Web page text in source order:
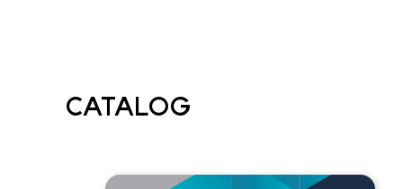
CATALOG